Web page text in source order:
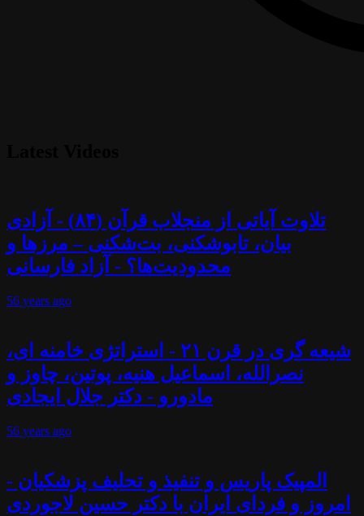
تلاوت آیاتی از منجلاب قرآن (۸۴) - آزادی
بیان، تابوشکنی، بت‌شکنی – مرزها و
محدودیت‌ها؟ - آزاد فارسانی
56 years ago
شیعه گری در قرن ۲۱ - استراتژی خامنه ای،
نصرالله، اسماعیل هنیه، پوتین، چاوز و
مادورو - دکتر جلال ایجادی
56 years ago
المپیک پاریس و تنفیذ و تحلیف پزشکیان -
امروز و فردای ایران با دکتر حسین لاجوردی